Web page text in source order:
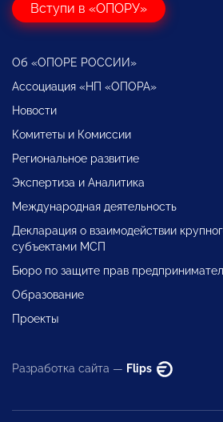
Вступи в «ОПОРУ»
Об «ОПОРЕ РОССИИ»
Ассоциация «НП «ОПОРА»
Новости
Комитеты и Комиссии
Региональное развитие
Экспертиза и Аналитика
Международная деятельность
Декларация о взаимодействии
субъектами МСП
Бюро по защите прав
Образование
Проекты
Разработка сайта — Flips